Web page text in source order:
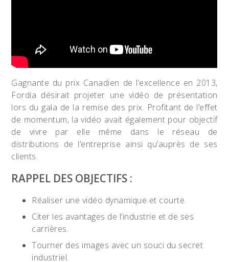
Gagnante du prix Canadien de l’excellence en 2013,
Fordia désirait projeter une vidéo de présentation
lors du gala de la remise des prix. Profitant de l’effet
de momentum, la vidéo avait également pour objectif
de vivre par elle même dans le réseau de
distributions de l’entreprise ainsi qu’auprès de ses
clients.
RAPPEL DES OBJECTIFS :
Réaliser une vidéo dynamique et courte.
Citer les avantages de l’industrie et de ses
carrières.
Tourner des images avec un souci du secret
industriel.